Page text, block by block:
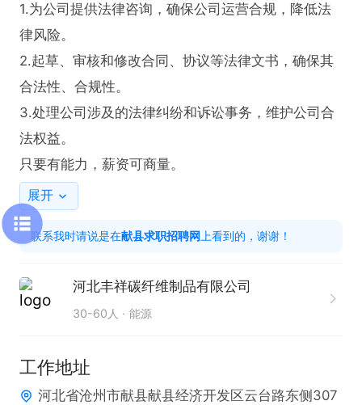
1.为公司提供法律咨询，确保公司运营合规，降低法
律风险。
2.起草、审核和修改合同、协议等法律文书，确保其
合法性、合规性。
3.处理公司涉及的法律纠纷和诉讼事务，维护公司合
法权益。
只要有能力，薪资可商量。
展开
联系我时请说是在献县求职招聘网 上看到的，谢谢！
河北丰祥碳纤维制品有限公司
30-60人 能源
工作地址
河北省沧州市献县献县经济开发区云台路东侧307